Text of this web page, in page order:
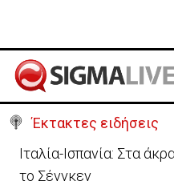
Έκτακτες ειδήσεις
Υψηλές οι
-«Στα παράλια είναι